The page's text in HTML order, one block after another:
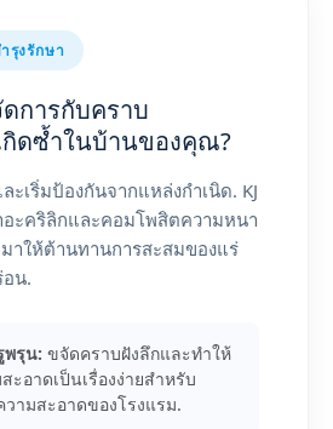
รุงรักษา
การกับคราบ
กิดซ้ำในบ้านของคุณ?
เริ่มป้องกันจากแหล่งกำเนิด. KJ
อะคริลิกและคอมโพสิตความหนา
าให้ต้านทานการสะสมของแร่
น.
พรุน: ขจัดคราบฝังลึกและทำให้
ะอาดเป็นเรื่องง่ายสำหรับ
ามสะอาดของโรงแรม.